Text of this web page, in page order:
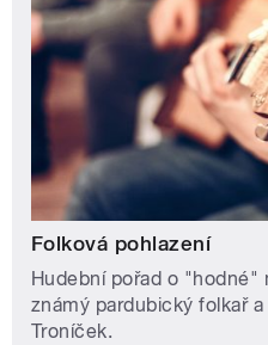
Folková pohlazení
Hudební pořad o "hodné"
známý pardubický folkař
Troníček.